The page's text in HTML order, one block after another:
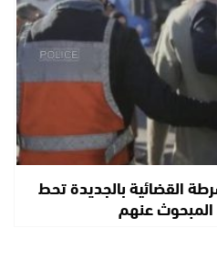
القضائية بالجديدة تحط
المبحوث عنهم